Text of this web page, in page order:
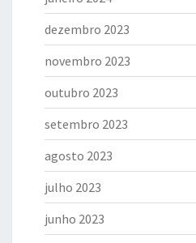
dezembro 2023
novembro 2023
outubro 2023
setembro 2023
agosto 2023
julho 2023
junho 2023